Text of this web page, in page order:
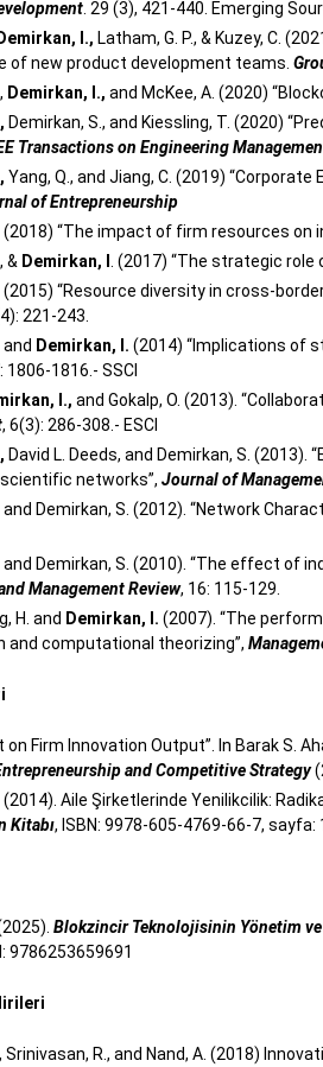
. 29 (3), 421-440. Emerging
Demirkan, I., Latham, G. P., & Kuzey, C.
of new product development teams.
Demirkan, I., and McKee, A. (2020)
Demirkan, S., and Kiessling, T. (2020)
Transactions on Engineering
Yang, Q., and Jiang, C. (2019)
of Entrepreneurship
(2018) “The impact of firm resources on
& Demirkan, I . (2017) “The strategic
(2015) “Resource diversity in cross-
221-243.
and Demirkan, I. (2014) “Implications of
1806-1816.- SSCI
I., and Gokalp, O. (2013).
, 6(3): 286-308.- ESCI
David L. Deeds, and Demirkan, S.
networks”, Journal of
and Demirkan, S. (2012). “Network
and Demirkan, S. (2010). “The effect of
Management Review, 16: 115-129.
H. and Demirkan, I. (2007). “The
and computational theorizing”,
Firm Innovation Output”. In Barak S.
and Competitive Strategy
(2014). Aile Şirketlerinde Yenilikcilik:
Kitabı, ISBN: 9978-605-4769-66-7, sayfa:
Blokzincir Teknolojisinin Yönetim
9786253659691
., Srinivasan, R., and Nand, A. (2018)